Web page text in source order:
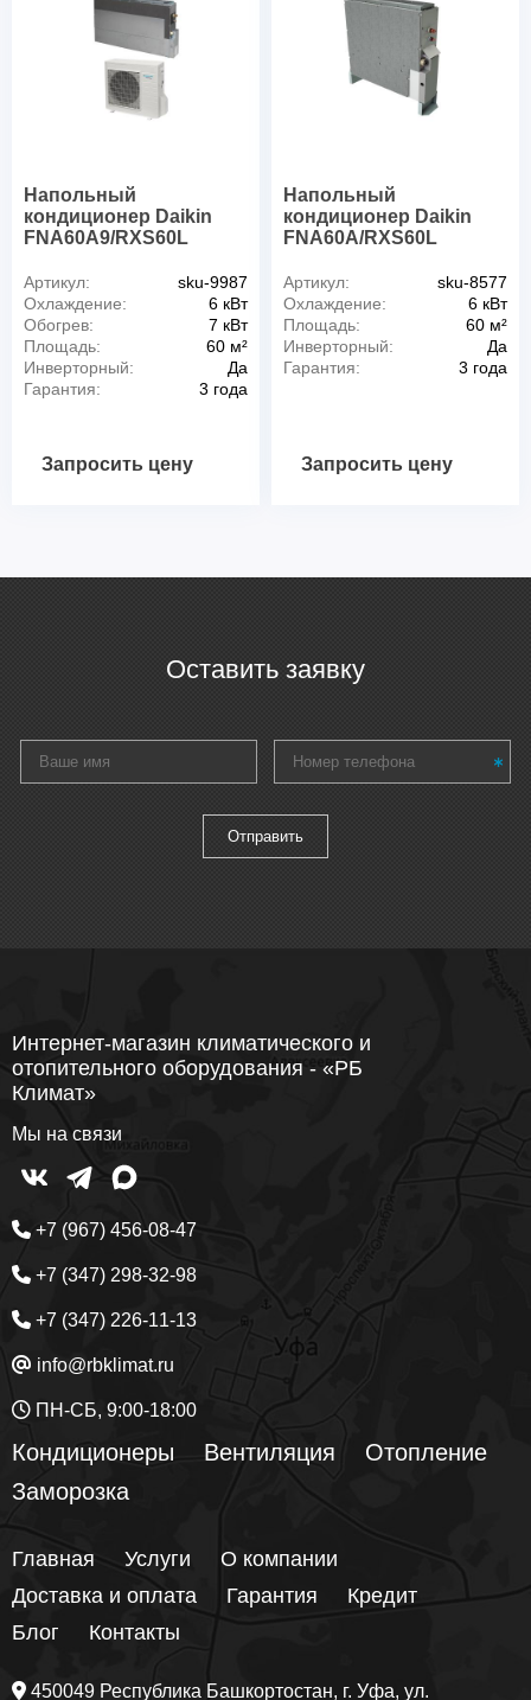
Напольный
кондиционер Daikin
FNA60A9/RXS60L
Артикул:
sku-9987
Охлаждение:
6 кВт
Обогрев:
7 кВт
Площадь:
60 м²
Инверторный:
Да
Гарантия:
3 года
Запросить цену
Напольный
кондиционер Daikin
FNA60A/RXS60L
Артикул:
sku-8577
Охлаждение:
6 кВт
Площадь:
60 м²
Инверторный:
Да
Гарантия:
3 года
Запросить цену
Оставить заявку
Интернет-магазин климатического и
отопительного оборудования - «РБ
Климат»
Мы на связи
+7 (967) 456-08-47
+7 (347) 298-32-98
+7 (347) 226-11-13
info@rbklimat.ru
ПН-СБ, 9:00-18:00
Кондиционеры Вентиляция
Отопление
Заморозка
Главная Услуги
О компании
Доставка и оплата
Гарантия
Кредит
Блог
Контакты
450049 Республика Башкортостан, г. Уфа, ул.